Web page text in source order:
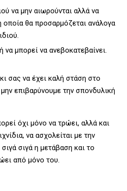
να μην αιωρούνται αλλά να
οποία θα προσαρμόζεται ανάλογα
να μπορεί να ανεβοκατεβαίνει.
σας να έχει καλή στάση στο
επιβαρύνουμε την σπονδυλική
όχι μόνο να τρώει, αλλά και
να ασχολείται με την
σιγά η μετάβαση και το
από μόνο του.